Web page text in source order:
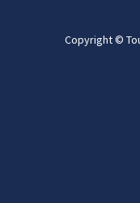
Copyright ©